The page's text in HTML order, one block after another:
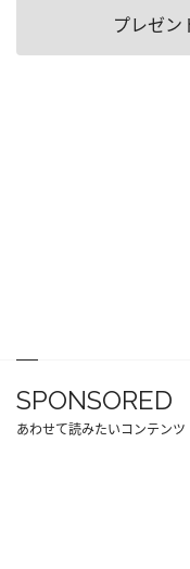
プレゼン
SPONSORED
あわせて読みたいコンテンツ